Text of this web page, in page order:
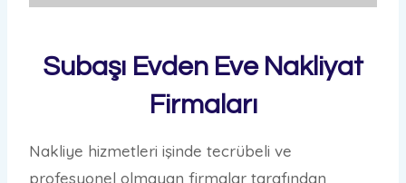
Subaşı Evden Eve Nakliyat
Firmaları
Nakliye hizmetleri işinde tecrübeli ve
profesyonel olmayan firmalar tarafından